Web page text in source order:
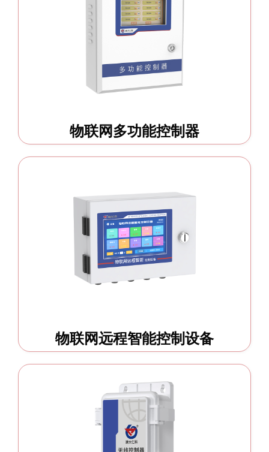
物联网多功能控制器
物联网远程智能控制设备